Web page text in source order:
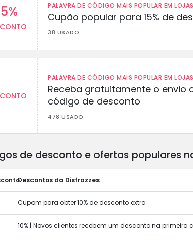
PALAVRA DE CÓDIGO MAIS POPULAR EM
Cupão popular para 15% de
38 USADO
PALAVRA DE CÓDIGO MAIS POPULAR EM
Receba gratuitamente o envio
código de desconto
478 USADO
de desconto e ofertas populares
Descontos da Disfrazzes
Cupom para obter 10% de desconto extra
10% | Novos clientes recebem um desconto na